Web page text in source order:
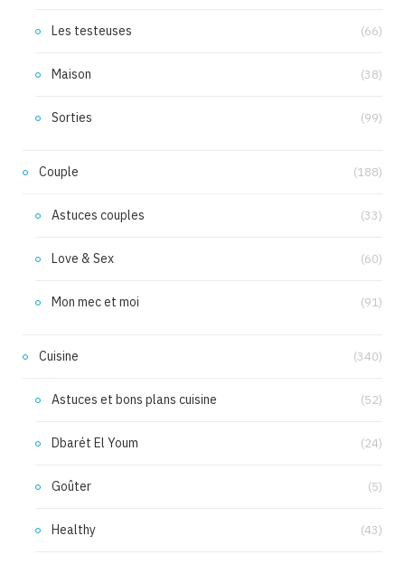
Les testeuses (66)
Maison (38)
Sorties (99)
Couple (188)
Astuces couples (33)
Love & Sex (60)
Mon mec et moi (91)
Cuisine (340)
Astuces et bons plans cuisine (52)
Dbarét El Youm (24)
Goûter (5)
Healthy (43)